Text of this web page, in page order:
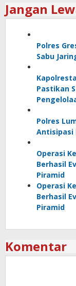
Jangan
Polres
Sabu
Pastikan
Polres
Antisipasi
Operasi
Berhasil
Piramid
Operasi
Berhasil
Piramid
Komentar